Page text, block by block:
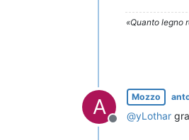
«Quanto legno
A
Non in linea
Mozzo
@yLothar